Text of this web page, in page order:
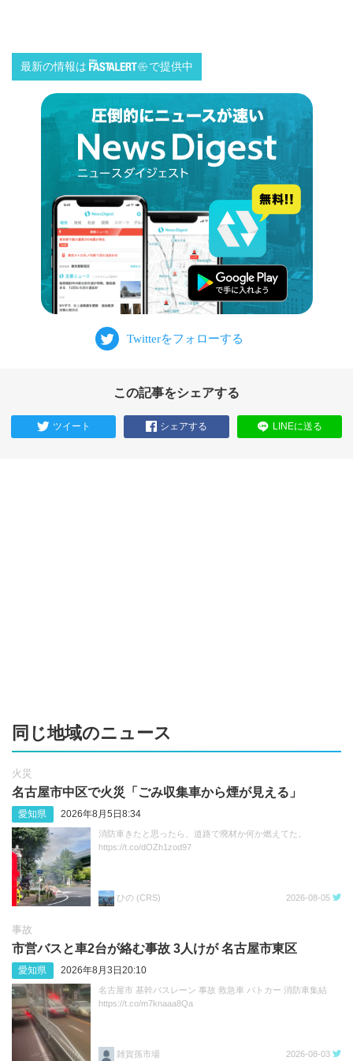
最新の情報は で提供中
この記事をシェアする
ツイート シェアする LINEに送る
同じ地域のニュース
火災
名古屋市中区で火災「ごみ収集車から煙が見える」
愛知県 2026年8月5日8:34
消防車きたと思ったら、道路で廃材か何か燃えてた。
https://t.co/dOZh1zod97
ひの (CRS) 2026-08-05
事故
市営バスと車2台が絡む事故 3人けが 名古屋市東区
愛知県 2026年8月3日20:10
名古屋市 基幹バスレーン 事故 救急車 パトカー 消防車集結
https://t.co/m7knaaa8Qa
雑賀孫市場 2026-08-03